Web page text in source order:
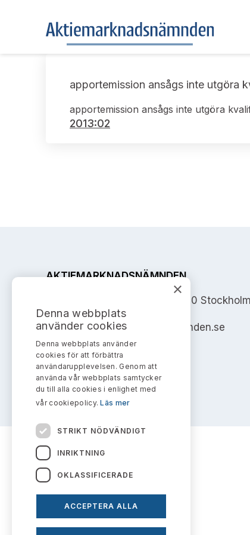
apportemission ansågs inte utgöra
apportemission ansågs inte utgöra
2013:02
AKTIEMARKNADSNÄMNDEN
Address: Box 7354, 103 90 Stockholm
info@aktiemarknadsnamnden.se
×
Denna webbplats
använder cookies
Denna webbplats använder
cookies för att förbättra
användarupplevelsen. Genom att
använda vår webbplats samtycker
du till alla cookies i enlighet med
vår cookiepolicy.Läs mer
STRIKT NÖDVÄNDIGT
INRIKTNING
OKLASSIFICERADE
ACCEPTERA ALLA